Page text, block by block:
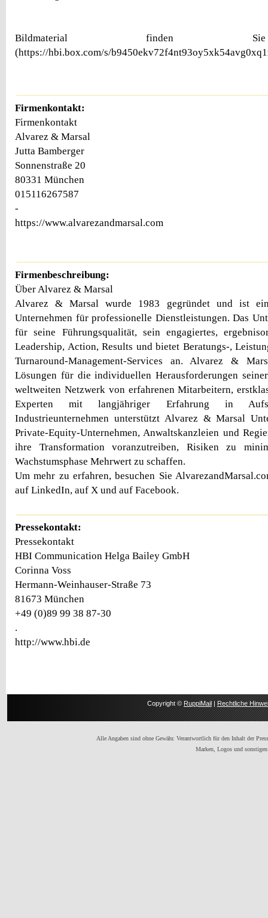
Bildmaterial finden
(https://hbi.box.com/s/
Firmenkontakt:
Firmenkontakt
Alvarez & Marsal
Jutta Bamberger
Sonnenstraße 20
80331 München
015116267587
-
https://www.alvarezandmarsal.com
Firmenbeschreibung:
Über Alvarez & Marsal
Alvarez & Marsal wurde 1983 gegründet und ist
Unternehmen für professionelle Dienstleistungen. Das
für seine Führungsqualität, sein engagiertes,
Leadership, Action, Results und bietet Beratungs-,
Turnaround-Management-Services an. Alvarez &
Lösungen für die individuellen Herausforderungen
weltweiten Netzwerk von erfahrenen Mitarbeitern,
Experten mit langjähriger Erfahrung in
Industrieunternehmen unterstützt Alvarez & Marsal
Private-Equity-Unternehmen, Anwaltskanzleien und
ihre Transformation voranzutreiben, Risiken zu
Wachstumsphase Mehrwert zu schaffen.
Um mehr zu erfahren, besuchen Sie
auf LinkedIn, auf X und auf Facebook.
Pressekontakt:
Pressekontakt
HBI Communication Helga Bailey GmbH
Corinna Voss
Hermann-Weinhauser-Straße 73
81673 München
+49 (0)89 99 38 87-30
.
http://www.hbi.de
Copyright ©RuppiMail|Rechtliche
Alle Angaben sind ohne Gewähr. Verantwortlich für den Inhalt der
Marken, Logos und